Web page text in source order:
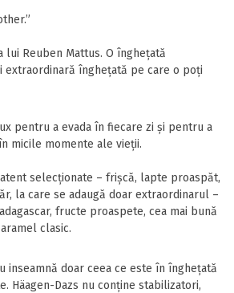
lui Reuben Mattus. O înghețată
extraordinară înghețată pe care o poți
pentru a evada în fiecare zi și pentru a
micile momente ale vieții.
selecționate – frișcă, lapte proaspăt,
la care se adaugă doar extraordinarul –
fructe proaspete, cea mai bună
clasic.
inseamnă doar ceea ce este în înghețată
Häagen-Dazs nu conține stabilizatori,